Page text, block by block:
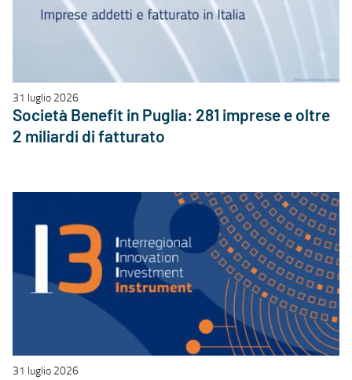
31 luglio 2026
Società Benefit in Puglia: 281 imprese e oltre
2 miliardi di fatturato
31 luglio 2026